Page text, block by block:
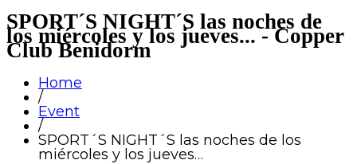
SPORT´S NIGHT´S las noches de
los miércoles y los jueves... - Copper
Club Benidorm
Home
/
Event
/
SPORT´S NIGHT´S las noches de los
miércoles y los jueves…